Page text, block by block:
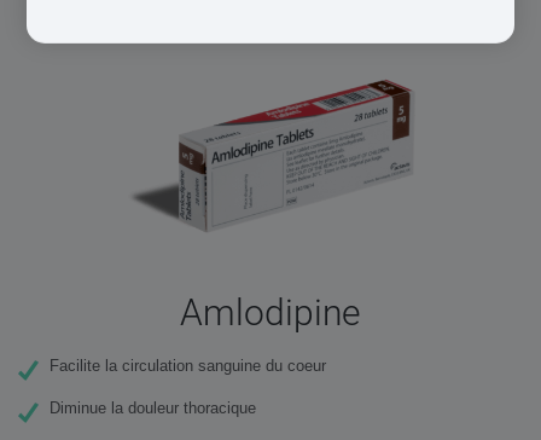
Amlodipine
Facilite la circulation sanguine du coeur
Diminue la douleur thoracique